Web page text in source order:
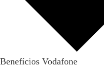
Benefícios Vodafone